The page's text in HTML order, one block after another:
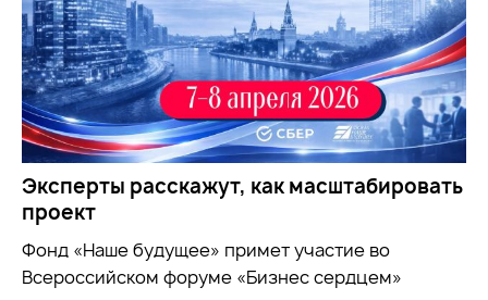
Эксперты расскажут, как масштабировать
проект
Фонд «Наше будущее» примет участие во
Всероссийском форуме «Бизнес сердцем»